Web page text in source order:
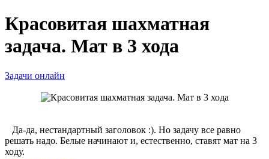
Красовитая шахматная
задача. Мат в 3 хода
Задачи онлайн
Да-да, нестандартный заголовок :). Но задачу все равно
решать надо. Белые начинают и, естественно, ставят мат на 3
ходу.